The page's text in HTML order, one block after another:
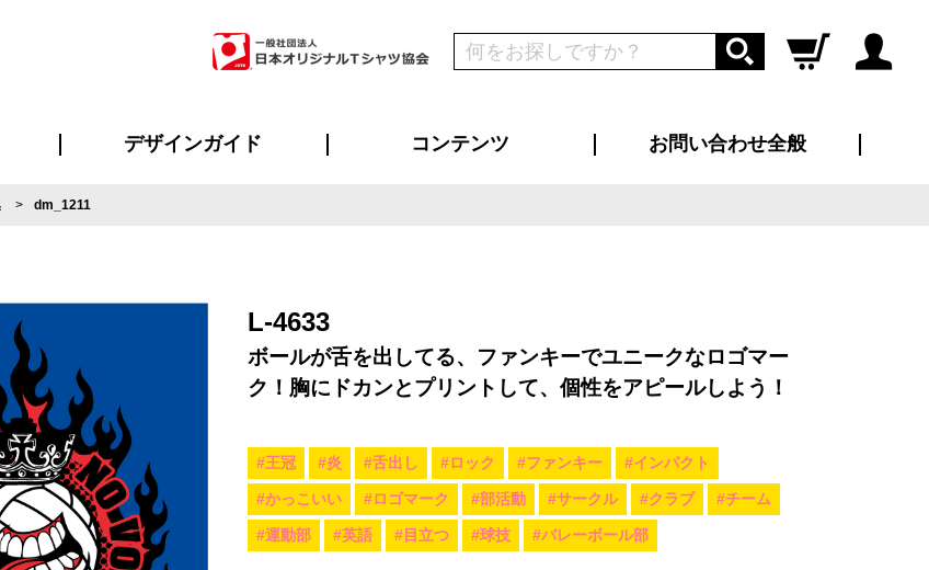
ログイン
デザインガイド コンテンツ お問い合わせ全般
dm_1211
L-4633
ボールが舌を出してる、ファンキーでユニークなロゴマー
ク！胸にドカンとプリントして、個性をアピールしよう！
#王冠 #炎 #舌出し #ロック #ファンキー #インパクト
#かっこいい #ロゴマーク #部活動 #サークル #クラブ #チーム
#運動部 #英語 #目立つ #球技 #バレーボール部